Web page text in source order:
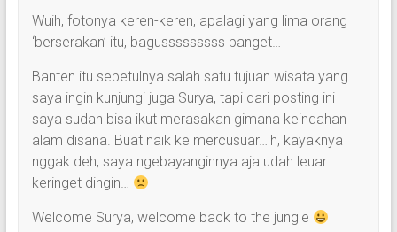
Wuih, fotonya keren-keren, apalagi yang lima orang
‘berserakan’ itu, bagusssssssss banget…
Banten itu sebetulnya salah satu tujuan wisata yang
saya ingin kunjungi juga Surya, tapi dari posting ini
saya sudah bisa ikut merasakan gimana keindahan
alam disana. Buat naik ke mercusuar…ih, kayaknya
nggak deh, saya ngebayanginnya aja udah leuar
keringet dingin…
Welcome Surya, welcome back to the jungle